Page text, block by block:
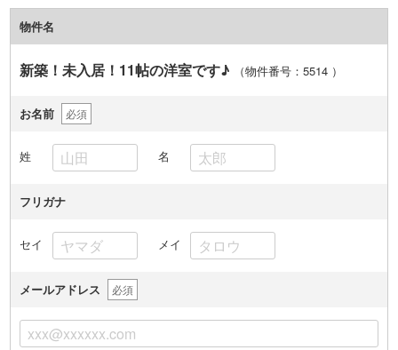
物件名
新築！未入居！11帖の洋室です♪ （物件番号：5514 ）
お名前 必須
姓 名
フリガナ
セイ メイ
メールアドレス 必須